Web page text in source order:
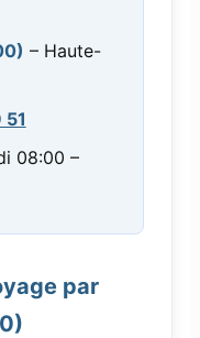
– Haute-
08:00 –
par